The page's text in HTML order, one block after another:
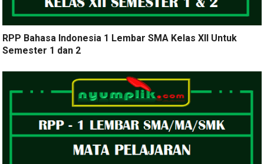
RPP Bahasa Indonesia 1 Lembar SMA Kelas XII Untuk
Semester 1 dan 2